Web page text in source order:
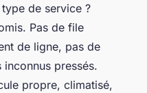
type de service ?
Pas de file
de ligne, pas de
pressés.
propre, climatisé,